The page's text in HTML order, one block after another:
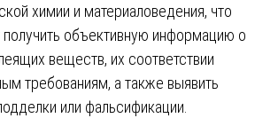
химии и материаловедения, что
получить объективную информацию о
веществ, их соответствии
требованиям, а также выявить
или фальсификации.